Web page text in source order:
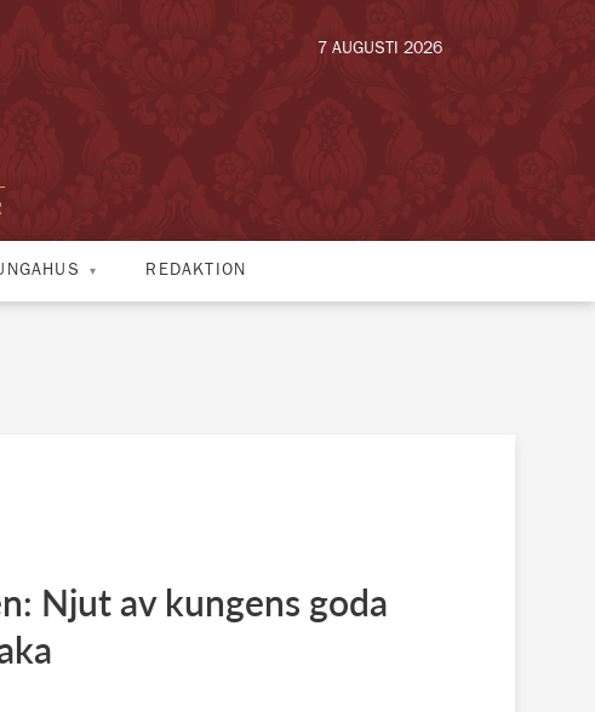
7 AUGUSTI 2026
REDAKTION
Njut av kungens goda